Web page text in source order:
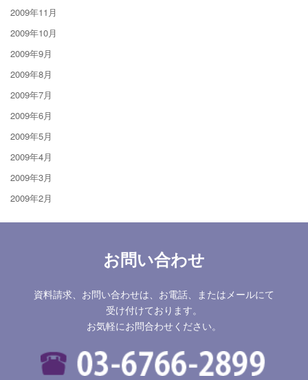
2009年11月
2009年10月
2009年9月
2009年8月
2009年7月
2009年6月
2009年5月
2009年4月
2009年3月
2009年2月
お問い合わせ
資料請求、お問い合わせは、お電話、またはメールにて
受け付けております。
お気軽にお問合わせください。